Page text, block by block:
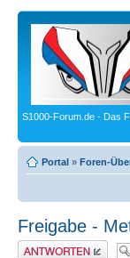
S1000-Forum.de - Das
Portal » Foren-
Freigabe -
Antwort erstellen